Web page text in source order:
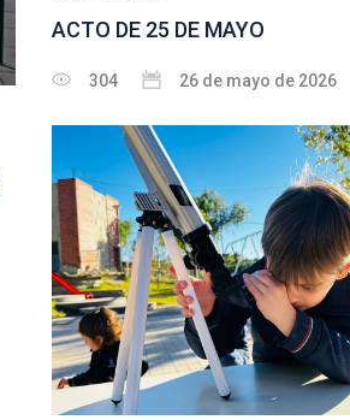
ACTO DE 25 DE MAYO
304 26 de mayo de 2026